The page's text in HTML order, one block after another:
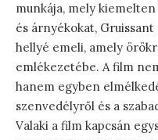
munkája, mely
és árnyékokat,
hellyé emeli, amely
emlékezetébe. A film
hanem egyben
szenvedélyről és a
Valaki a film kapcsán